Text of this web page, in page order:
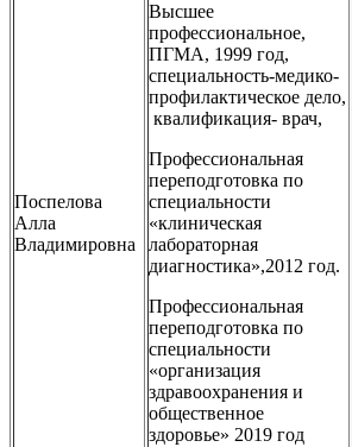
Поспелова
Алла
Владимировна
Высшее
профессиональное,
ПГМА, 1999 год,
специальность-медико-
профилактическое дело,
квалификация- врач,
Профессиональная
переподготовка по
специальности
«клиническая
лабораторная
диагностика»,2012 год.
Профессиональная
переподготовка по
специальности
«организация
здравоохранения и
общественное
здоровье» 2019 год